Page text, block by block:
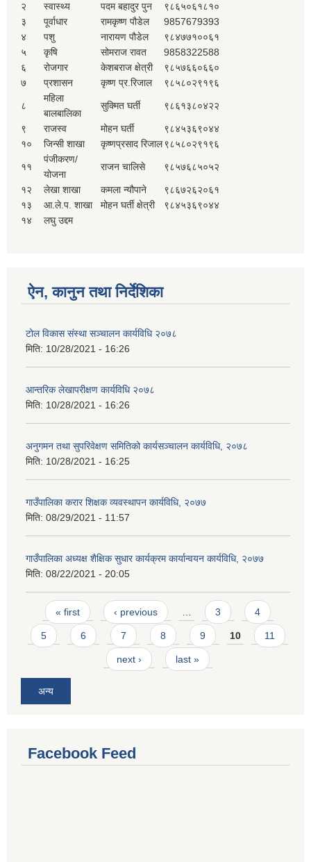
२
स्वास्थ्य पदम बहादुर पुन
९८६५०६१८१०
३
पूर्वाधार रामकृष्ण पौडेल
9857679393
४
पशु नारायण पौडेल
९८४७७१००६१
५
कृषि सोमराज रावत
9858322588
६
रोजगार केशबराज क्षेत्री
९८५७६६०६६०
७
प्रशासन कृष्ण प्र.रिजाल ९८५८०२९१९६
८
महिला
बालबालिका
सुक्मित घर्ती ९८६१३८०४२२
९ राजस्व मोहन घर्ती
९८४५३६९०४४
१०
जिन्सी शाखा कृष्णप्रसाद रिजाल९८५८०२९१९६
११
पंजीकरण/
योजना
राजन चालिसे ९८५७६८५०५२
१२ लेखा शाखा कमला न्यौपाने
९८६७२६२०६१
१३
आ.ले.प. शाखा मोहन घर्ती क्षेत्री
९८४५३६९०४४
१४
लघु उद्दम
ऐन, कानुन तथा निर्देशिका
टोल विकास संस्था सञ्चालन कार्यविधि २०७८
मिति: 10/28/2021 - 16:26
आन्तरिक लेखापरीक्षण कार्यविधि २०७८
मिति: 10/28/2021 - 16:26
अनुगमन तथा सुपरिवेक्षण समितिको कार्यसञ्चालन कार्यविधि, २०७८
मिति: 10/28/2021 - 16:25
गाउँपालिका करार शिक्षक व्यवस्थापन कार्यविधि, २०७७
मिति: 08/29/2021 - 11:57
गाउँपालिका अध्यक्ष शैक्षिक सुधार कार्यक्रम कार्यान्वयन कार्यविधि, २०७७
मिति: 08/22/2021 - 20:05
Pages
« first ‹ previous 3 4
5 6 7 8 9 10 11
next › last »
अन्य
Facebook Feed